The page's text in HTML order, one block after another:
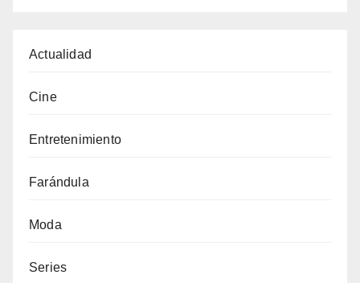
Actualidad
Cine
Entretenimiento
Farándula
Moda
Series